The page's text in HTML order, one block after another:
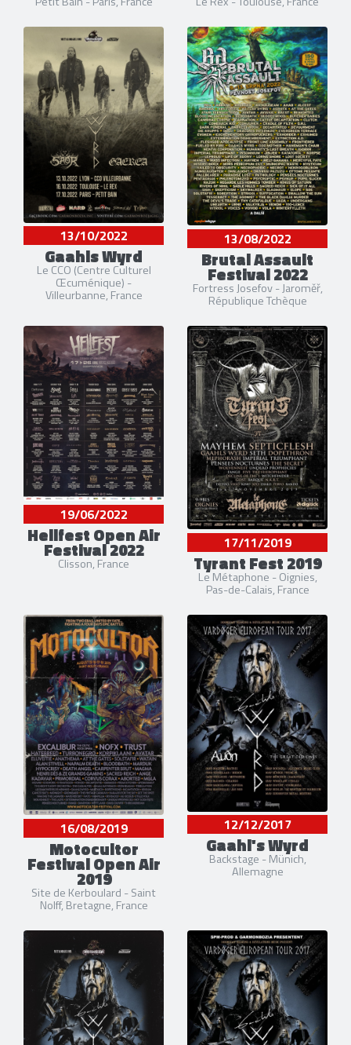
13/10/2022
Gaahls Wyrd
Le CCO (Centre Culturel
Œcuménique) -
Villeurbanne, France
13/08/2022
Brutal Assault
Festival 2022
Fortress Josefov - Jaroměř,
République Tchèque
19/06/2022
Hellfest Open Air
Festival 2022
Clisson, France
17/11/2019
Tyrant Fest 2019
Le Métaphone - Oignies,
Pas-de-Calais, France
16/08/2019
Motocultor
Festival Open Air
2019
Site de Kerboulard - Saint
Nolff, Bretagne, France
12/12/2017
Gaahl's Wyrd
Backstage - Münich,
Allemagne